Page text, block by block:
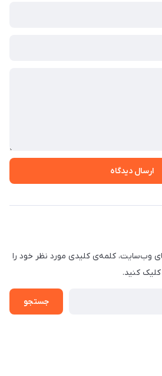
ارسال دیدگاه
وب‌سایت، کلمه‌ی کلیدی مورد نظر خود را
کنید.
جستجو